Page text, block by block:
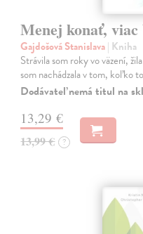
Menej konať,
Gajdošová Stanislava| Kniha
Strávila som roky vo väzení,
som nachádzala v tom, koľko
Dodávateľ nemá titul na
13,29 €
13,99 € ?